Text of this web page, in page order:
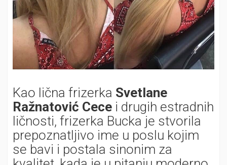
Kao lična frizerka Svetlane
Ražnatović Cece i drugih estradnih
ličnosti, frizerka Bucka je stvorila
prepoznatljivo ime u poslu kojim
se bavi i postala sinonim za